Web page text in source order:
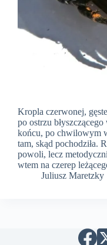
Kropla czerwonej,
po ostrzu
końcu, po chwilowym
tam, skąd pochodziła.
powoli, lecz
wtem na czerep
Juliusz Maretzky